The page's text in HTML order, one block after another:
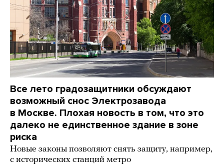
Все лето градозащитники обсуждают
возможный снос Электрозавода
в Москве. Плохая новость в том, что это
далеко не единственное здание в зоне
риска
Новые законы позволяют снять защиту, например,
с исторических станций метро